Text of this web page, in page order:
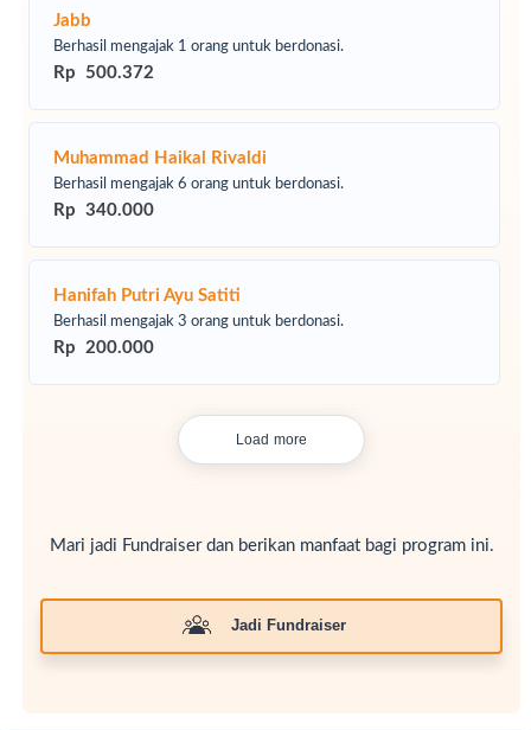
Rp 350.000,- / Paket Santunan Anak Yatim
Yuk bahagiakan mereka dengan kegiatan Yatim Hebat
Ramadhan 1445 H Lazismu, dengan cara:
Klik Tombol DONASI SEKARANG
Pilih Metode Pembayaran
Isikan Data Diri
Segera transfer sesuai nominal jika menggunakan
Transfer bank & Virtual Account
Jabb
Berhasil mengajak 1 orang untuk berdonasi.
Rp 500.372
Muhammad Haikal Rivaldi
Berhasil mengajak 6 orang untuk berdonasi.
Rp 340.000
Hanifah Putri Ayu Satiti
Berhasil mengajak 3 orang untuk berdonasi.
Rp 200.000
Load more
Mari jadi Fundraiser dan berikan manfaat bagi program ini.
Jadi Fundraiser